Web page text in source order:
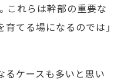
これらは幹部の重要な
てる場になるのでは」
るケースも多いと思い